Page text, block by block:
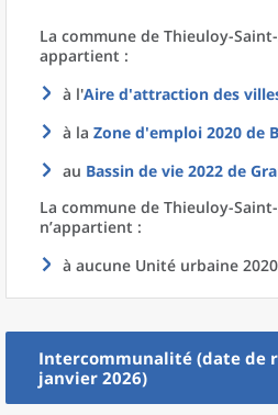
La commune de Thieuloy-
appartient :
à l'Aire d'attraction des
à la Zone d'emploi 2020 de
au Bassin de vie 2022 de
La commune de Thieuloy-
n’appartient :
à aucune Unité urbaine 2020
Intercommunalité (date de
janvier 2026)